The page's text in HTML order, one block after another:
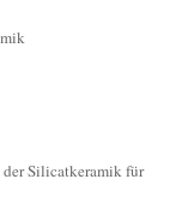
Silicatkeramik für